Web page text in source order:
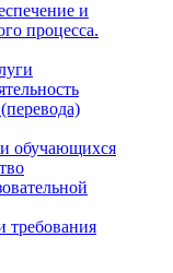
и
процесса.
обучающихся
требования